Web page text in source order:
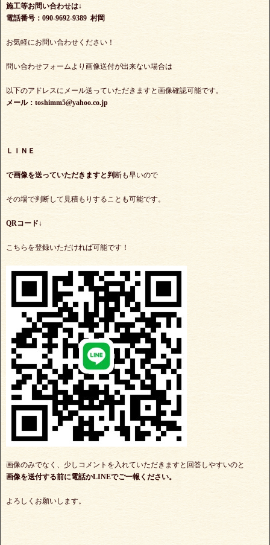
施工等お問い合わせは↓
電話番号：090-9692-9389 村岡
お気軽にお問い合わせください！
問い合わせフォームより画像送付が出来ない場合は
以下のアドレスにメール送っていただきますと画像確認可能です。
メール：toshimm5@yahoo.co.jp
ＬＩＮＥ
で画像を送っていただきますと判 断も早いので
その場で判断して見積もりすることも可能です。
QRコード↓
こちらを登録いただければ可能です！
画像のみでなく、少しコメントを入れていただきますと回答しやすいのと
画像を送付する前に電話かLINEでご一報ください。
よろしくお願いします。